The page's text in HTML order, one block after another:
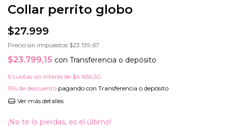
Collar perrito globo
$27.999
Precio sin impuestos $23.139,67
$23.799,15 con Transferencia o depósito
6 cuotas sin interés de $4.666,50
15% de descuento pagando con Transferencia o depósito
Ver más detalles
¡No te lo pierdas, es el último!